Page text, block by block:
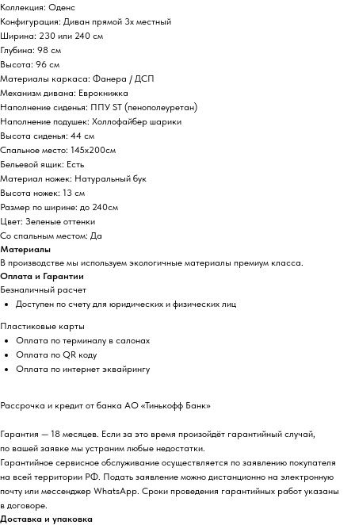
Коллекция: Оденс
Конфигурация: Диван прямой 3х местный
Ширина: 230 или 240 см
Глубина: 98 см
Высота: 96 см
Материалы каркаса: Фанера / ДСП
Механизм дивана: Еврокнижка
Наполнение сиденья: ППУ ST (пенополеуретан)
Наполнение подушек: Холлофайбер шарики
Высота сиденья: 44 см
Спальное место: 145х200см
Бельевой ящик: Есть
Материал ножек: Натуральный бук
Высота ножек: 13 см
Размер по ширине: до 240см
Цвет: Зеленые оттенки
Со спальным местом: Да
Материалы
В производстве мы используем экологичные материалы премиум класса.
Оплата и Гарантии
Безналичный расчет
Доступен по счету для юридических и физических лиц
Пластиковые карты
Оплата по терминалу в салонах
Оплата по QR коду
Оплата по интернет эквайрингу
Рассрочка и кредит от банка АО «Тинькофф Банк»
Гарантия — 18 месяцев. Если за это время произойдёт гарантийный случай,
по вашей заявке мы устраним любые недостатки.
Гарантийное сервисное обслуживание осуществляется по заявлению покупателя
на всей территории РФ. Подать заявление можно дистанционно на электронную
почту или мессенджер WhatsApp. Сроки проведения гарантийных работ указаны
в договоре.
Доставка и упаковка